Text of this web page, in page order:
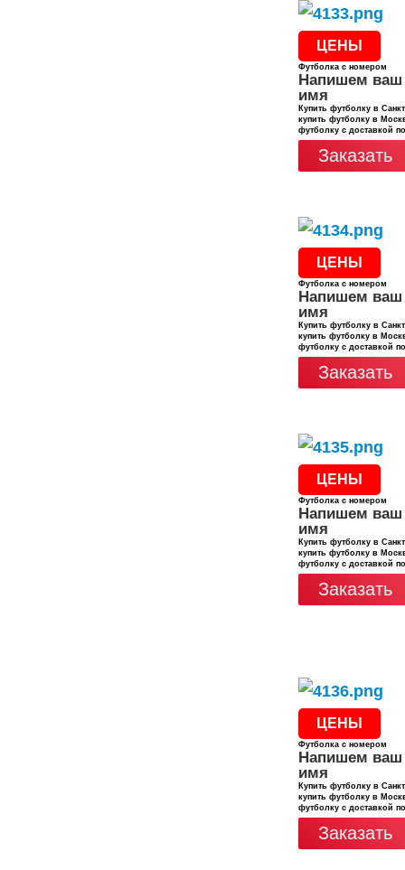
ЦЕНЫ
Футболка с номером
Напишем ваш
имя
Купить футболку в
купить футболку в
футболку с доставкой
Заказать
ЦЕНЫ
Футболка с номером
Напишем ваш
имя
Купить футболку в
купить футболку в
футболку с доставкой
Заказать
ЦЕНЫ
Футболка с номером
Напишем ваш
имя
Купить футболку в
купить футболку в
футболку с доставкой
Заказать
ЦЕНЫ
Футболка с номером
Напишем ваш
имя
Купить футболку в
купить футболку в
футболку с доставкой
Заказать